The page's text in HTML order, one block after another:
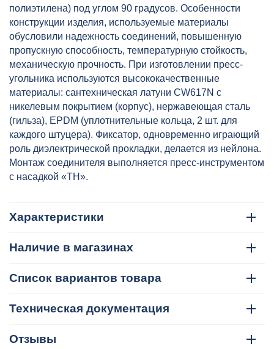
полиэтилена) под углом 90 градусов. Особенности
конструкции изделия, используемые материалы
обусловили надежность соединений, повышенную
пропускную способность, температурную стойкость,
механическую прочность. При изготовлении пресс-
угольника используются высококачественные
материалы: сантехническая латуни CW617N с
никелевым покрытием (корпус), нержавеющая сталь
(гильза), EPDM (уплотнительные кольца, 2 шт. для
каждого штуцера). Фиксатор, одновременно играющий
роль диэлектрической прокладки, делается из нейлона.
Монтаж соединителя выполняется пресс-инструментом
с насадкой «ТН».
Характеристики
Наличие в магазинах
Список вариантов товара
Техническая документация
Отзывы